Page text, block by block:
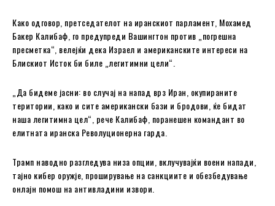
Како одговор, претседателот на иранскиот парламент, Мохамед
Бакер Калибаф, го предупреди Вашингтон против „погрешна
пресметка“, велејќи дека Израел и американските интереси на
Блискиот Исток би биле „легитимни цели“.
„Да бидеме јасни: во случај на напад врз Иран, окупираните
територии, како и сите американски бази и бродови, ќе бидат
наша легитимна цел“, рече Калибаф, поранешен командант во
елитната иранска Револуционерна гарда.
Трамп наводно разгледува низа опции, вклучувајќи воени напади,
тајно кибер оружје, проширување на санкциите и обезбедување
онлајн помош на антивладини извори.